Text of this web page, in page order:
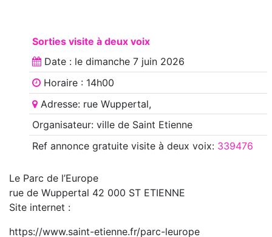
Sorties visite à deux voix
Date : le dimanche 7 juin 2026
Horaire : 14h00
Adresse: rue Wuppertal,
Organisateur: ville de Saint Etienne
Ref annoncegratuite visite à deux voix: 339476
Le Parc de l’Europe
rue de Wuppertal 42 000 ST ETIENNE
Site internet :
https://www.saint-etienne.fr/parc-leurope